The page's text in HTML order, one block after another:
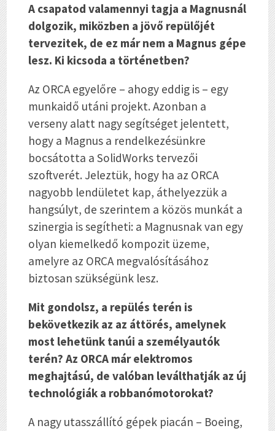
A csapatod valamennyi tagja a Magnusnál
dolgozik, miközben a jövő repülőjét
tervezitek, de ez már nem a Magnus gépe
lesz. Ki kicsoda a történetben?
Az ORCA egyelőre – ahogy eddig is – egy
munkaidő utáni projekt. Azonban a
verseny alatt nagy segítséget jelentett,
hogy a Magnus a rendelkezésünkre
bocsátotta a SolidWorks tervezői
szoftverét. Jeleztük, hogy ha az ORCA
nagyobb lendületet kap, áthelyezzük a
hangsúlyt, de szerintem a közös munkát a
szinergia is segítheti: a Magnusnak van egy
olyan kiemelkedő kompozit üzeme,
amelyre az ORCA megvalósításához
biztosan szükségünk lesz.
Mit gondolsz, a repülés terén is
bekövetkezik az az áttörés, amelynek
most lehetünk tanúi a személyautók
terén? Az ORCA már elektromos
meghajtású, de valóban leválthatják az új
technológiák a robbanómotorokat?
A nagy utasszállító gépek piacán – Boeing,